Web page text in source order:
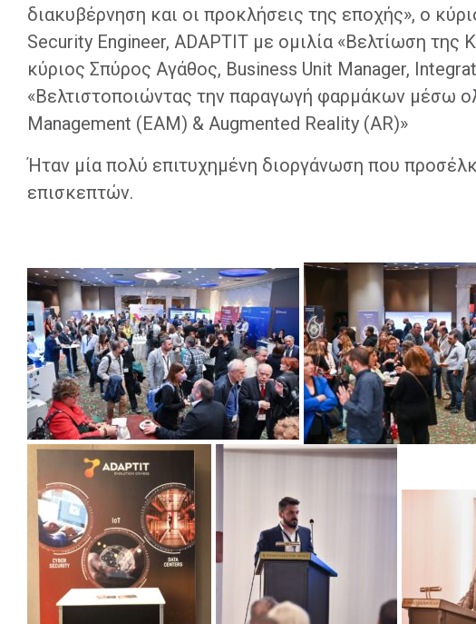
διακυβέρνηση και οι προκλήσεις της εποχής», ο
Security Engineer, ADAPTIT με ομιλία «Βελτίωση της
κύριος Σπύρος Αγάθος, Business Unit Manager,
«Βελτιστοποιώντας την παραγωγή φαρμάκων μέσω
Management (EAM) & Augmented Reality (AR)»
Ήταν μία πολύ επιτυχημένη διοργάνωση που
επισκεπτών.